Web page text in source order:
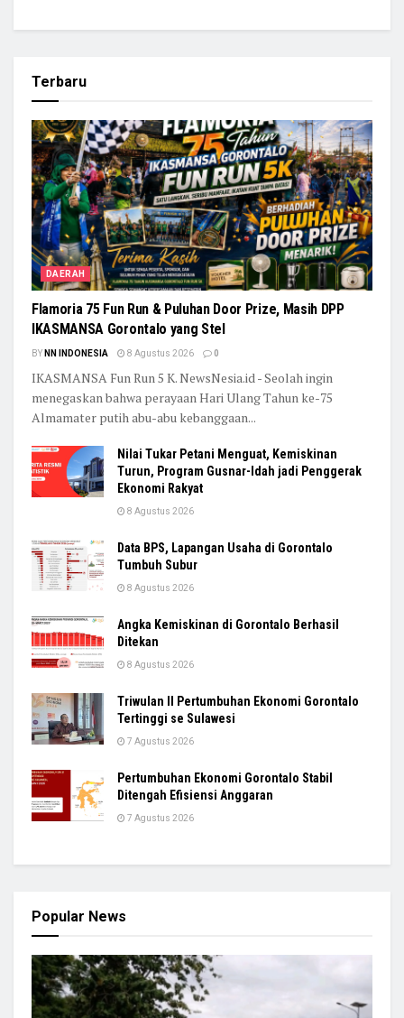
Terbaru
DAERAH
Flamoria 75 Fun Run & Puluhan Door Prize, Masih DPP
IKASMANSA Gorontalo yang Stel
BY NN INDONESIA 8 Agustus 2026 0
IKASMANSA Fun Run 5 K. NewsNesia.id - Seolah ingin
menegaskan bahwa perayaan Hari Ulang Tahun ke-75
Almamater putih abu-abu kebanggaan...
Nilai Tukar Petani Menguat, Kemiskinan
Turun, Program Gusnar-Idah jadi Penggerak
Ekonomi Rakyat
8 Agustus 2026
Data BPS, Lapangan Usaha di Gorontalo
Tumbuh Subur
8 Agustus 2026
Angka Kemiskinan di Gorontalo Berhasil
Ditekan
8 Agustus 2026
Triwulan II Pertumbuhan Ekonomi Gorontalo
Tertinggi se Sulawesi
7 Agustus 2026
Pertumbuhan Ekonomi Gorontalo Stabil
Ditengah Efisiensi Anggaran
7 Agustus 2026
Popular News